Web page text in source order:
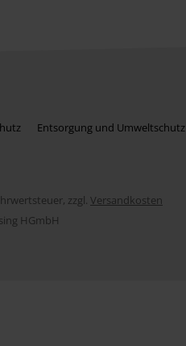
Entsorgung und Umweltschutz
zzgl. Versandkosten
HGmbH